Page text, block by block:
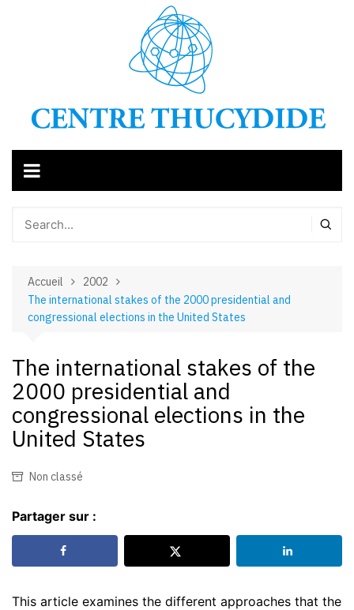
Accueil
2002
The international stakes of the 2000 presidential and
congressional elections in the United States
The international stakes of the
2000 presidential and
congressional elections in the
United States
Non classé
Partager sur :
This article examines the different approaches that the